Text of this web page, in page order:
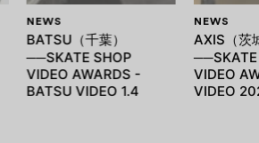
NEWS
BATSU（千葉）
──SKATE SHOP
VIDEO AWARDS -
BATSU VIDEO 1.4
NEWS
AXIS（茨
──SKATE
VIDEO
VIDEO